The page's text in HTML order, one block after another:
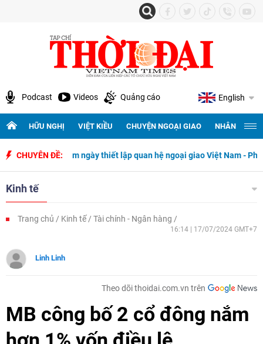
Podcast Videos Quảng cáo English
HỮU NGHỊ VIỆT KIỀU CHUYỆN NGOẠI GIAO NHÂN
CHUYÊN ĐỀ:
niệm 50 năm ngày thiết lập quan hệ ngoại giao Việt Nam - Philippines
Kinh tế
Trang chủ Kinh tế Tài chính - Ngân hàng
16:14 | 17/07/2024 GMT+7
Linh Linh
Theo dõi thoidai.com.vn trên
MB công bố 2 cổ đông nắm